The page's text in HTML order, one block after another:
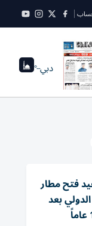
دبي--°
فتح مطار
بعد